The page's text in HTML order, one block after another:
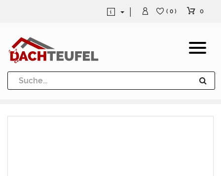
Dachrinne und Fallrohre
Werkzeuge und Löttechnik
( 0 ) 0